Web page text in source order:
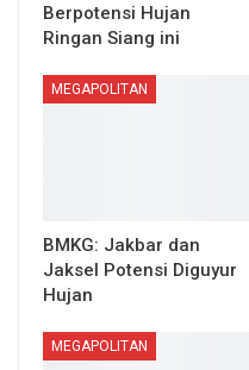
Berpotensi Hujan
Ringan Siang ini
MEGAPOLITAN
BMKG: Jakbar dan
Jaksel Potensi Diguyur
Hujan
MEGAPOLITAN